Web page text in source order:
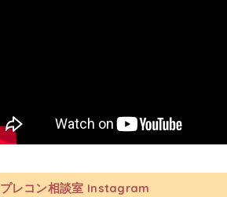
プレコン相談室 Instagram